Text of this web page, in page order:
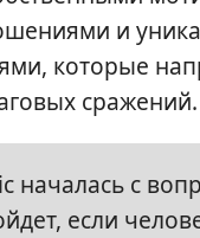
и
которые
сражений.
началась с
если